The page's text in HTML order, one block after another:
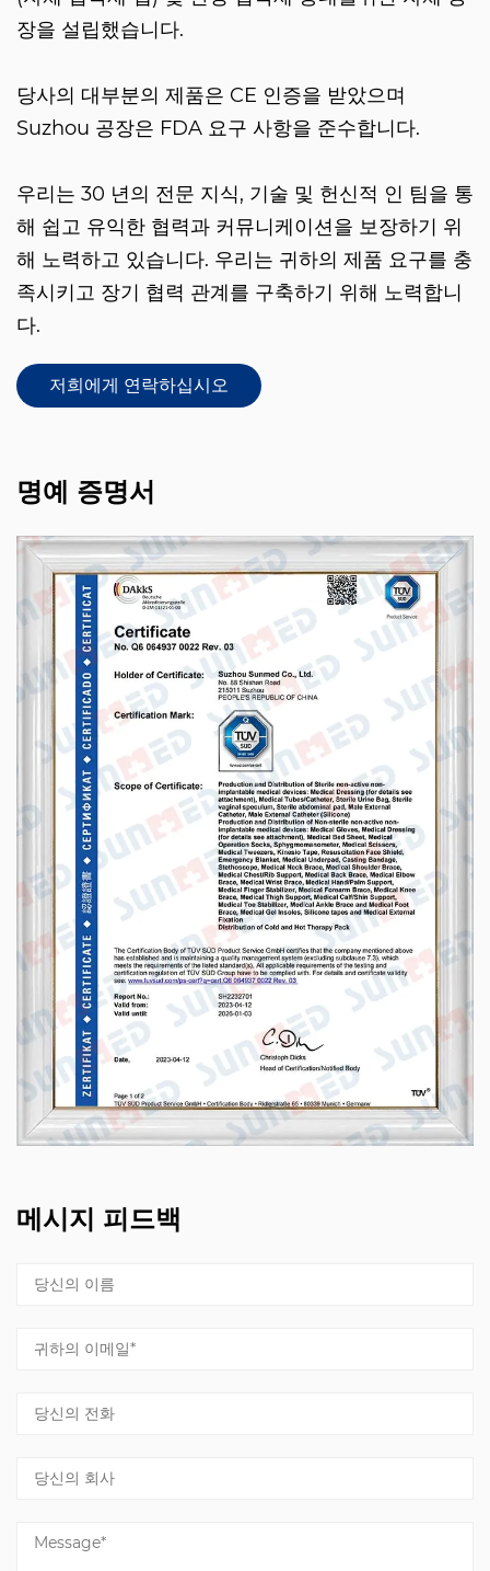
장을 설립했습니다.
당사의 대부분의 제품은 CE 인증을 받았으며
Suzhou 공장은 FDA 요구 사항을 준수합니다.
우리는 30 년의 전문 지식, 기술 및 헌신적 인 팀을 통
해 쉽고 유익한 협력과 커뮤니케이션을 보장하기 위
해 노력하고 있습니다. 우리는 귀하의 제품 요구를 충
족시키고 장기 협력 관계를 구축하기 위해 노력합니
다.
저희에게 연락하십시오
명예 증명서
메시지 피드백